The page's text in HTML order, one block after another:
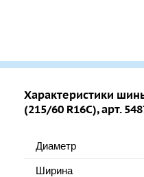
Характеристики
(215/60 R16C), арт.
Диаметр
Ширина